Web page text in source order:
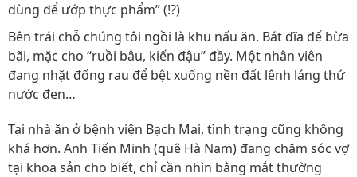
dùng để ướp thực phẩm” (!?)
Bên trái chỗ chúng tôi ngồi là khu nấu ăn. Bát đĩa để bừa
bãi, mặc cho “ruồi bâu, kiến đậu” đầy. Một nhân viên
đang nhặt đống rau để bệt xuống nền đất lênh láng thứ
nước đen…
Tại nhà ăn ở bệnh viện Bạch Mai, tình trạng cũng không
khá hơn. Anh Tiến Minh (quê Hà Nam) đang chăm sóc vợ
tại khoa sản cho biết, chỉ cần nhìn bằng mắt thường